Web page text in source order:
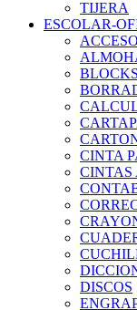
TIJERA
ESCOLAR-
BLOCKS
CINTA
CINTAS
DISCOS